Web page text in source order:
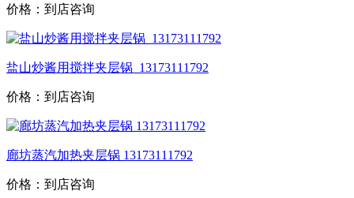
价格：到店咨询
盐山炒酱用搅拌夹层锅_13173111792
价格：到店咨询
廊坊蒸汽加热夹层锅 13173111792
价格：到店咨询